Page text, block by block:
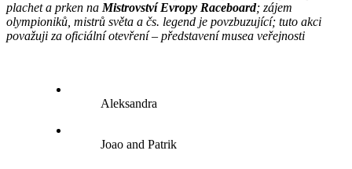
plachet a prken na Mistrovství Evropy Raceboard; zájem
olympioniků, mistrů světa a čs. legend je povzbuzující; tuto akci
považuji za oficiální otevření – představení musea veřejnosti
Aleksandra
Joao and Patrik